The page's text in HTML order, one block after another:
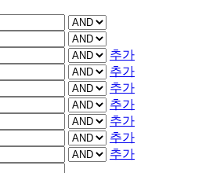
추가
추가
추가
추가
추가
추가
추가